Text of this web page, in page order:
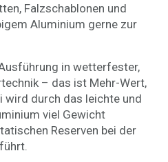
Falzschablonen und
Aluminium gerne zur
in wetterfester,
– das ist Mehr-Wert,
wird durch das leichte und
viel Gewicht
Reserven bei der